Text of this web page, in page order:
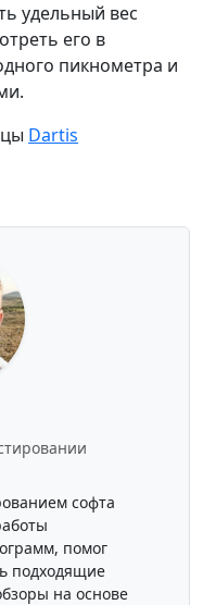
удельный вес
его в
пикнометра и
Dartis
софта
помог
подходящие
на основе